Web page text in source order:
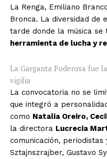
La Renga, Emiliano
Bronca. La diversidad de
tarde donde la música se
herramienta de lucha y
La Garganta Poderosa fue
vigilia
La convocatoria no se
que integró a
como Natalia Oreiro,
la directora Lucrecia
comunicación,
Sztajnszrajber, Gustavo